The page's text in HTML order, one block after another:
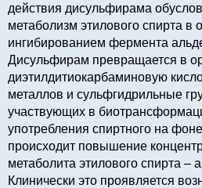
действия дисульфирама
метаболизм этилового спирта в
ингибированием фермента
Дисульфирам превращается в
диэтилдитиокарбаминовую
металлов и сульфгидрильные
участвующих в
употребления спиртного на
происходит повышение
метаболита этилового спирта –
Клинически это проявляется